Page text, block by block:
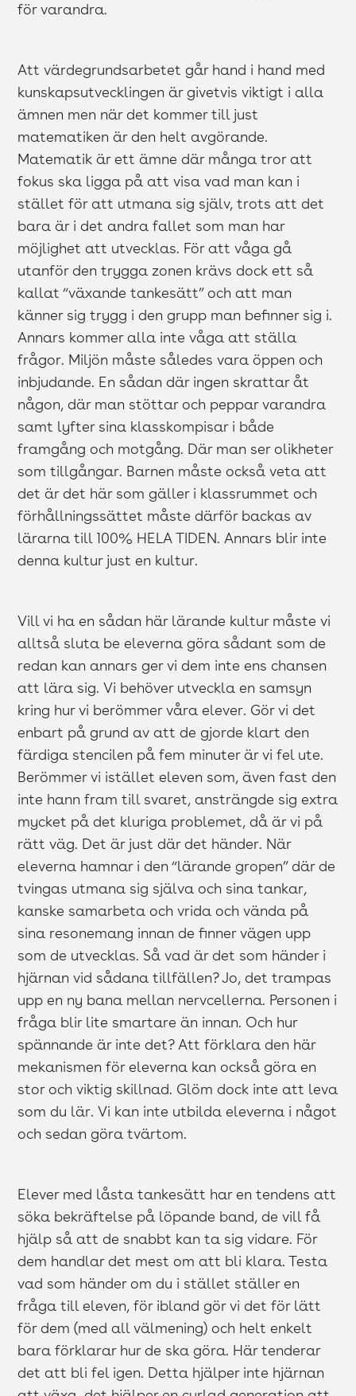
för varandra.
Att värdegrundsarbetet går hand i hand med
kunskapsutvecklingen är givetvis viktigt i alla
ämnen men när det kommer till just
matematiken är den helt avgörande.
Matematik är ett ämne där många tror att
fokus ska ligga på att visa vad man kan i
stället för att utmana sig själv, trots att det
bara är i det andra fallet som man har
möjlighet att utvecklas. För att våga gå
utanför den trygga zonen krävs dock ett så
kallat “växande tankesätt” och att man
känner sig trygg i den grupp man befinner sig i.
Annars kommer alla inte våga att ställa
frågor. Miljön måste således vara öppen och
inbjudande. En sådan där ingen skrattar åt
någon, där man stöttar och peppar varandra
samt lyfter sina klasskompisar i både
framgång och motgång. Där man ser olikheter
som tillgångar. Barnen måste också veta att
det är det här som gäller i klassrummet och
förhållningssättet måste därför backas av
lärarna till 100% HELA TIDEN. Annars blir inte
denna kultur just en kultur.
Vill vi ha en sådan här lärande kultur måste vi
alltså sluta be eleverna göra sådant som de
redan kan annars ger vi dem inte ens chansen
att lära sig. Vi behöver utveckla en samsyn
kring hur vi berömmer våra elever. Gör vi det
enbart på grund av att de gjorde klart den
färdiga stencilen på fem minuter är vi fel ute.
Berömmer vi istället eleven som, även fast den
inte hann fram till svaret, ansträngde sig extra
mycket på det kluriga problemet, då är vi på
rätt väg. Det är just där det händer. När
eleverna hamnar i den “lärande gropen” där de
tvingas utmana sig själva och sina tankar,
kanske samarbeta och vrida och vända på
sina resonemang innan de finner vägen upp
som de utvecklas. Så vad är det som händer i
hjärnan vid sådana tillfällen? Jo, det trampas
upp en ny bana mellan nervcellerna. Personen i
fråga blir lite smartare än innan. Och hur
spännande är inte det? Att förklara den här
mekanismen för eleverna kan också göra en
stor och viktig skillnad. Glöm dock inte att leva
som du lär. Vi kan inte utbilda eleverna i något
och sedan göra tvärtom.
Elever med låsta tankesätt har en tendens att
söka bekräftelse på löpande band, de vill få
hjälp så att de snabbt kan ta sig vidare. För
dem handlar det mest om att bli klara. Testa
vad som händer om du i stället ställer en
fråga till eleven, för ibland gör vi det för lätt
för dem (med all välmening) och helt enkelt
bara förklarar hur de ska göra. Här tenderar
det att bli fel igen. Detta hjälper inte hjärnan